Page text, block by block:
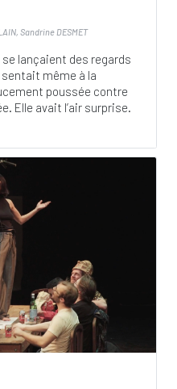
Sandrine DESMET
lançaient des regards
même à la
poussée contre
Elle avait l’air surprise.